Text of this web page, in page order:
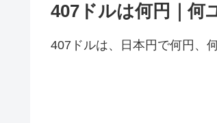
407ドルは何円｜何
407ドルは、日本円で何円、